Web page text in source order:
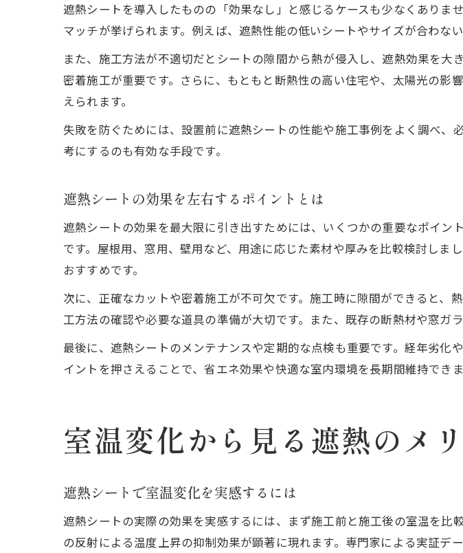
遮熱シートを導入したものの「効果なし」と感じるケースも少なくあり
マッチが挙げられます。例えば、遮熱性能の低いシートやサイズが合わな
また、施工方法が不適切だとシートの隙間から熱が侵入し、遮熱効果を
密着施工が重要です。さらに、もともと断熱性の高い住宅や、太陽光の
えられます。
失敗を防ぐためには、設置前に遮熱シートの性能や施工事例をよく調べ
考にするのも有効な手段です。
遮熱シートの効果を左右するポイントとは
遮熱シートの効果を最大限に引き出すためには、いくつかの重要なポイ
です。屋根用、窓用、壁用など、用途に応じた素材や厚みを比較検討しま
おすすめです。
次に、正確なカットや密着施工が不可欠です。施工時に隙間ができると、
工方法の確認や必要な道具の準備が大切です。また、既存の断熱材や窓ガ
最後に、遮熱シートのメンテナンスや定期的な点検も重要です。経年劣
イントを押さえることで、省エネ効果や快適な室内環境を長期間維持できま
室温変化から見る遮熱のメ
遮熱シートで室温変化を実感するには
遮熱シートの実際の効果を実感するには、まず施工前と施工後の室温を
の反射による温度上昇の抑制効果が顕著に現れます。専門家による実証